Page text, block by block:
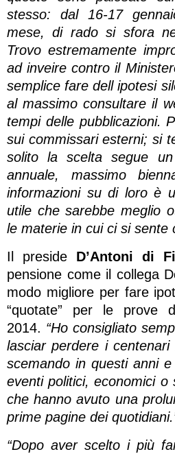
stesso: dal 16-17
mese, di rado si sfora
Trovo estremamente
ad inveire contro il
semplice fare dell ipotesi
al massimo consultare il
tempi delle pubblicazioni.
sui commissari esterni; si
solito la scelta segue
annuale, massimo
informazioni su di loro è
utile che sarebbe meglio
le materie in cui ci si sente
Il preside D’Antoni di
pensione come il collega
modo migliore per fare
“quotate” per le prove
2014. “Ho consigliato
lasciar perdere i
scemando in questi anni
eventi politici, economici o
che hanno avuto una
prime pagine dei
“Dopo aver scelto i più